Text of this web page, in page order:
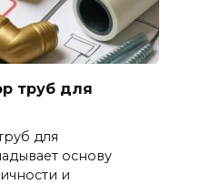
труб для
для
основу
и